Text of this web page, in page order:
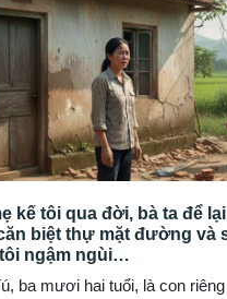
kế tôi qua đời, bà ta để
biệt thự mặt đường và
ngậm ngùi…
ba mươi hai tuổi, là con